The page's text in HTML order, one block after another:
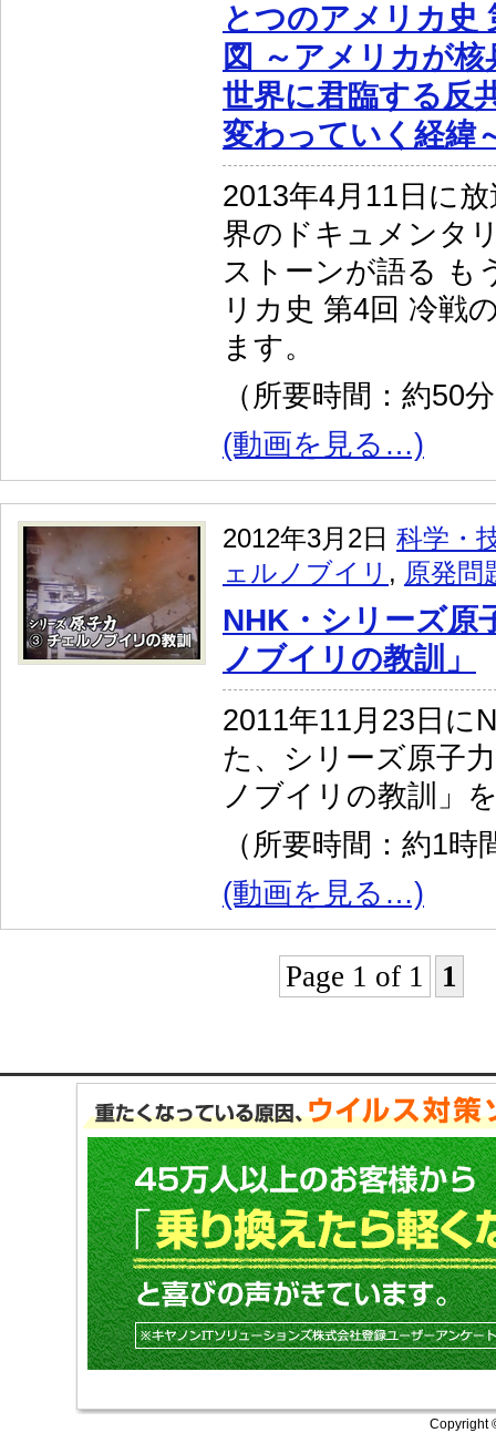
とつのアメリカ史
図 ～アメリカが
世界に君臨する反
変わっていく経緯
2013年4月11日に
界のドキュメンタ
ストーンが語る も
リカ史 第4回 冷戦
ます。
（所要時間：約50
(動画を見る…)
2012年3月2日 科学・
ェルノブイリ , 原発問
NHK・シリーズ
ノブイリの教訓」
2011年11月23日に
た、シリーズ原子
ノブイリの教訓」
（所要時間：約1時
(動画を見る…)
Page 1 of 1 1
Copyright